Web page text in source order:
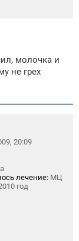
молочка и
не грех
20:09
лечение: МЦ
год